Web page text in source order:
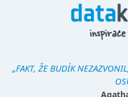
„FAKT, ŽE BUDÍK